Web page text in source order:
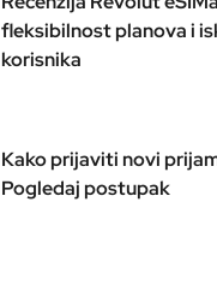
fleksibilnost planova i
korisnika
Kako prijaviti novi
Pogledaj postupak